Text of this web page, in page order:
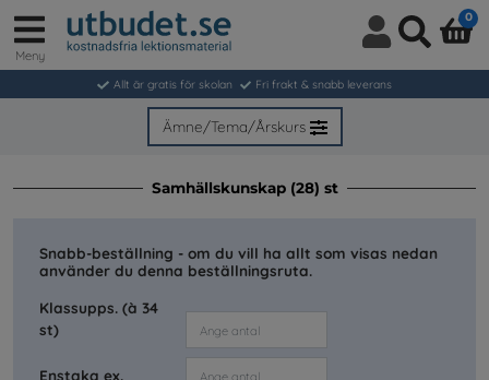
in
/
Meny
0
Allt är gratis för skolan Fri frakt & snabb leverans
Ämne/Tema/Årskurs
Samhällskunskap (28) st
Snabb-beställning - om du vill ha allt som visas nedan
använder du denna beställningsruta.
Klassupps. (à 34
st)
Enstaka ex.